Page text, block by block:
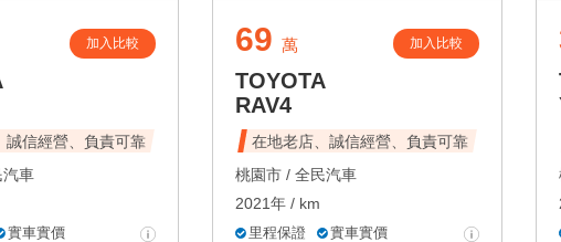
加入比較
誠信經營、負責可靠
車
實車實價
69 萬 加入比較
TOYOTA
RAV4
在地老店、誠信經營、負責可靠
桃園市 / 全民汽車
2021年 / km
里程保證
實車實價